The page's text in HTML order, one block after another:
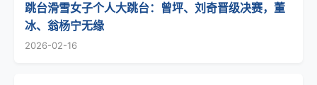
跳台滑雪女子个人大跳台：曾坪、刘奇晋级决赛，董
冰、翁杨宁无缘
2026-02-16